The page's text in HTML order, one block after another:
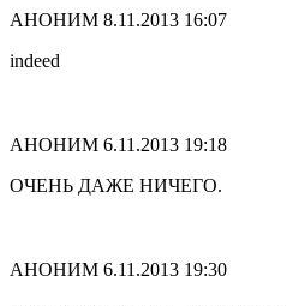
АНОНИМ 8.11.2013 16:07
indeed
АНОНИМ 6.11.2013 19:18
ОЧЕНЬ ДАЖЕ НИЧЕГО.
АНОНИМ 6.11.2013 19:30